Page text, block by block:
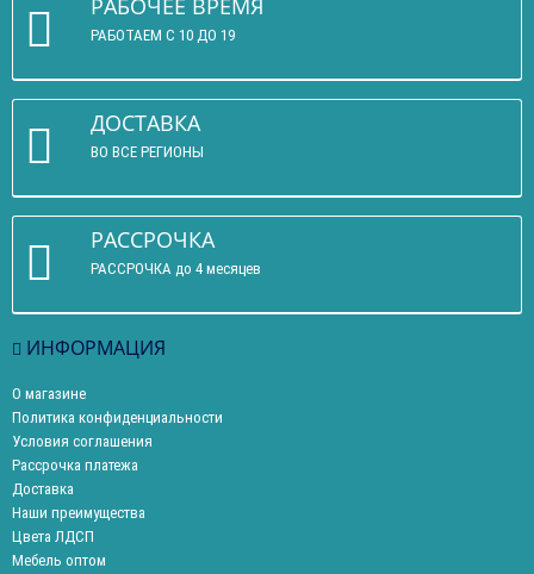
РАБОЧЕЕ ВРЕМЯ
РАБОТАЕМ С 10 ДО 19
ДОСТАВКА
ВО ВСЕ РЕГИОНЫ
РАССРОЧКА
РАССРОЧКА до 4 месяцев
ИНФОРМАЦИЯ
О магазине
Политика конфиденциальности
Условия соглашения
Рассрочка платежа
Доставка
Наши преимущества
Цвета ЛДСП
Мебель оптом